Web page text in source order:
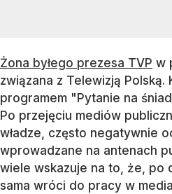
Żona byłego prezesa TVP w
związana z Telewizją Polską.
programem "Pytanie na
Po przejęciu mediów
władze, często negatywnie
wprowadzane na antenach
wiele wskazuje na to, że, po
sama wróci do pracy w